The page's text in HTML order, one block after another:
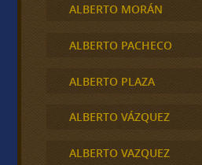
ALBERTO MORÁN
ALBERTO PACHECO
ALBERTO PLAZA
ALBERTO VÁZQUEZ
ALBERTO VAZQUEZ